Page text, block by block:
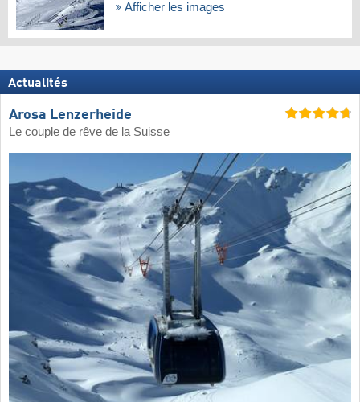
Afficher les images
Actualités
Arosa Lenzerheide
Le couple de rêve de la Suisse